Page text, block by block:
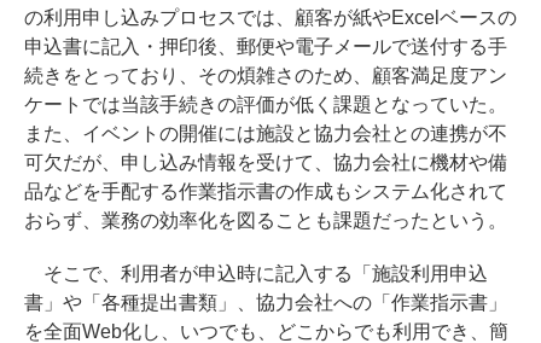
の利用申し込みプロセスでは、顧客が紙やExcelベースの
申込書に記入・押印後、郵便や電子メールで送付する手
続きをとっており、その煩雑さのため、顧客満足度アン
ケートでは当該手続きの評価が低く課題となっていた。
また、イベントの開催には施設と協力会社との連携が不
可欠だが、申し込み情報を受けて、協力会社に機材や備
品などを手配する作業指示書の作成もシステム化されて
おらず、業務の効率化を図ることも課題だったという。
そこで、利用者が申込時に記入する「施設利用申込
書」や「各種提出書類」、協力会社への「作業指示書」
を全面Web化し、いつでも、どこからでも利用でき、簡